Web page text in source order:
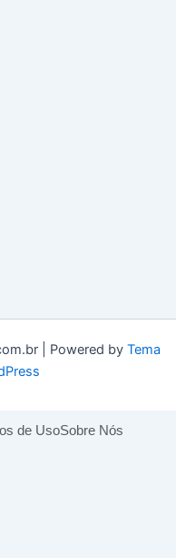
| Powered by Tema
de UsoSobre Nós